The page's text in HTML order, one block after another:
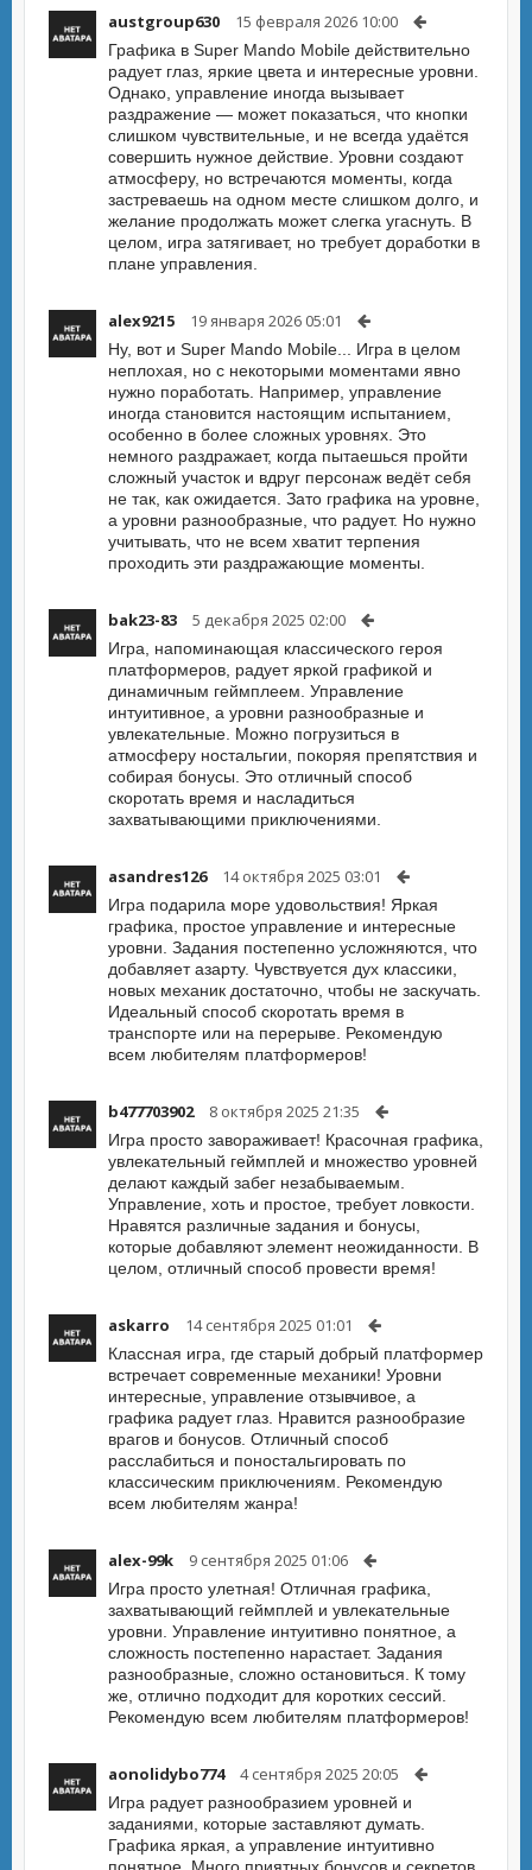
austgroup630 15 февраля 2026 10:00
Графика в Super Mando Mobile действительно
радует глаз, яркие цвета и интересные уровни.
Однако, управление иногда вызывает
раздражение — может показаться, что кнопки
слишком чувствительные, и не всегда удаётся
совершить нужное действие. Уровни создают
атмосферу, но встречаются моменты, когда
застреваешь на одном месте слишком долго, и
желание продолжать может слегка угаснуть. В
целом, игра затягивает, но требует доработки в
плане управления.
alex9215 19 января 2026 05:01
Ну, вот и Super Mando Mobile... Игра в целом
неплохая, но с некоторыми моментами явно
нужно поработать. Например, управление
иногда становится настоящим испытанием,
особенно в более сложных уровнях. Это
немного раздражает, когда пытаешься пройти
сложный участок и вдруг персонаж ведёт себя
не так, как ожидается. Зато графика на уровне,
а уровни разнообразные, что радует. Но нужно
учитывать, что не всем хватит терпения
проходить эти раздражающие моменты.
bak23-83 5 декабря 2025 02:00
Игра, напоминающая классического героя
платформеров, радует яркой графикой и
динамичным геймплеем. Управление
интуитивное, а уровни разнообразные и
увлекательные. Можно погрузиться в
атмосферу ностальгии, покоряя препятствия и
собирая бонусы. Это отличный способ
скоротать время и насладиться
захватывающими приключениями.
asandres126 14 октября 2025 03:01
Игра подарила море удовольствия! Яркая
графика, простое управление и интересные
уровни. Задания постепенно усложняются, что
добавляет азарту. Чувствуется дух классики,
новых механик достаточно, чтобы не заскучать.
Идеальный способ скоротать время в
транспорте или на перерыве. Рекомендую
всем любителям платформеров!
b477703902 8 октября 2025 21:35
Игра просто завораживает! Красочная графика,
увлекательный геймплей и множество уровней
делают каждый забег незабываемым.
Управление, хоть и простое, требует ловкости.
Нравятся различные задания и бонусы,
которые добавляют элемент неожиданности. В
целом, отличный способ провести время!
askarro 14 сентября 2025 01:01
Классная игра, где старый добрый платформер
встречает современные механики! Уровни
интересные, управление отзывчивое, а
графика радует глаз. Нравится разнообразие
врагов и бонусов. Отличный способ
расслабиться и поностальгировать по
классическим приключениям. Рекомендую
всем любителям жанра!
alex-99k 9 сентября 2025 01:06
Игра просто улетная! Отличная графика,
захватывающий геймплей и увлекательные
уровни. Управление интуитивно понятное, а
сложность постепенно нарастает. Задания
разнообразные, сложно остановиться. К тому
же, отлично подходит для коротких сессий.
Рекомендую всем любителям платформеров!
aonolidybo774 4 сентября 2025 20:05
Игра радует разнообразием уровней и
заданиями, которые заставляют думать.
Графика яркая, а управление интуитивно